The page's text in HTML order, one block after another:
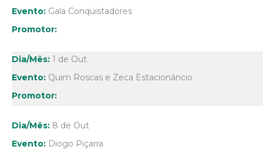
Gala Conquistadores
1 de Out
Quim Roscas e Zeca Estacionâncio
8 de Out
Diogo Piçarra